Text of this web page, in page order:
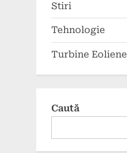
Stiri
Tehnologie
Turbine Eoliene
Caută